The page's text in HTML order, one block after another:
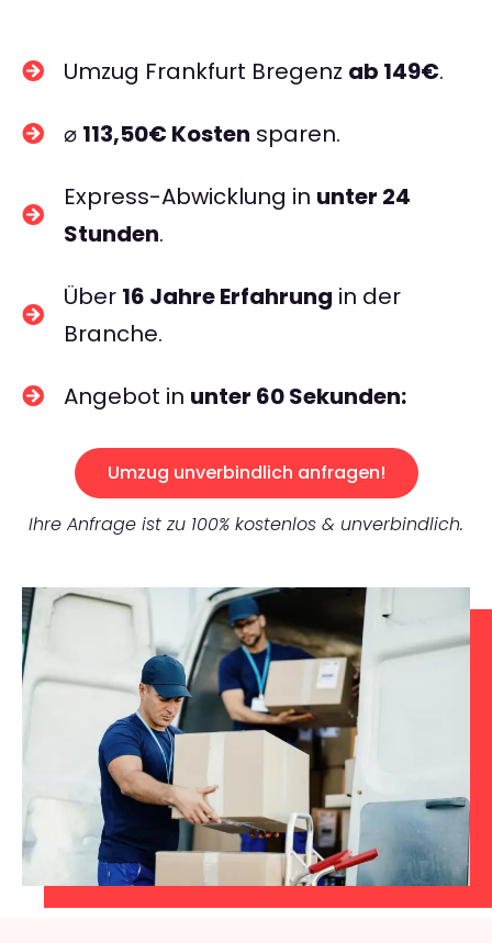
Umzug Frankfurt Bregenz ab 149€.
⌀ 113,50€ Kosten sparen.
Express-Abwicklung in unter 24
Stunden.
Über 16 Jahre Erfahrung in der
Branche.
Angebot in unter 60 Sekunden:
Umzug unverbindlich anfragen!
Ihre Anfrage ist zu 100% kostenlos & unverbindlich.